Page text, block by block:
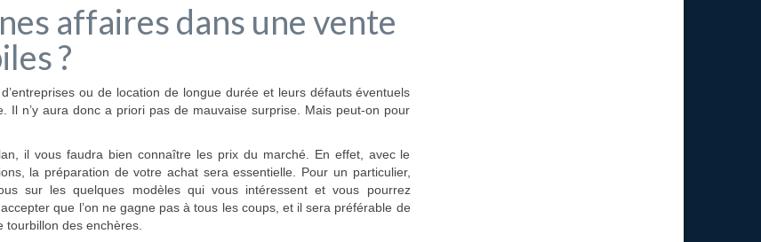
affaires dans une vente
?
ou de location de longue durée et leurs défauts éventuels
n’y aura donc a priori pas de mauvaise surprise. Mais peut-on pour
il vous faudra bien connaître les prix du marché. En effet, avec le
la préparation de votre achat sera essentielle. Pour un particulier,
sur les quelques modèles qui vous intéressent et vous pourrez
que l’on ne gagne pas à tous les coups, et il sera préférable de
tourbillon des enchères.